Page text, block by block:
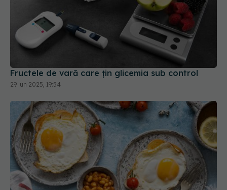
Fructele de vară care țin glicemia sub control
29 iun 2025, 19:54